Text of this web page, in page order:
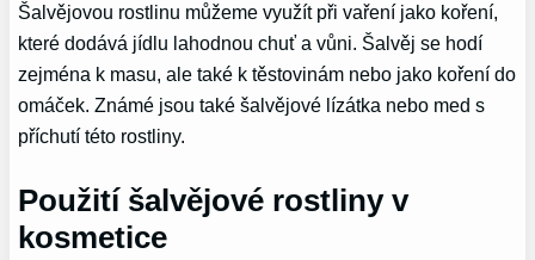
Šalvějovou rostlinu můžeme využít při vaření jako koření,
které dodává jídlu lahodnou chuť a vůni. Šalvěj se hodí
zejména k masu, ale také k těstovinám nebo jako koření do
omáček. Známé jsou také šalvějové lízátka nebo med s
příchutí této rostliny.
Použití šalvějové rostliny v
kosmetice